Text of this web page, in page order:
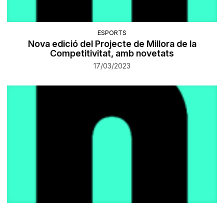
ESPORTS
Nova edició del Projecte de Millora de la
Competitivitat, amb novetats
17/03/2023